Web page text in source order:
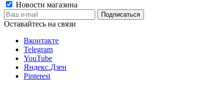
Новости магазина
Оставайтесь на связи
Вконтакте
Telegram
YouTube
Яндекс.Дзен
Pinterest